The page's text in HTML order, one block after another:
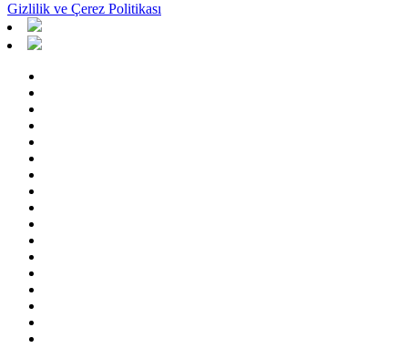
Gizlilik ve Çerez Politikası